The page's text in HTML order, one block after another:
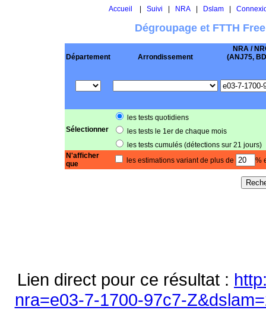
Accueil Suivi NRA| Dslam|
Dégroupage et FTTH
Département Arrondissement
NRA /
(ANJ75,
Sélectionner
les tests quotidiens
les tests le 1er de chaque mois
les tests cumulés (détections sur 21 jours)
N'afficher
que
les estimations variant de plus de %
Lien direct pour ce résultat :
nra=e03-7-1700-97c7-